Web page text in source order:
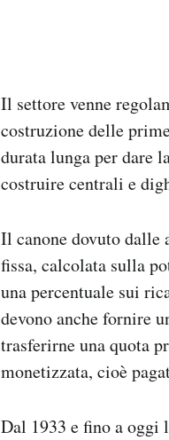
Il settore venne
costruzione delle
durata lunga per dare
costruire centrali e
Il canone dovuto dalle
fissa, calcolata sulla
una percentuale sui
devono anche fornire
trasferirne una quota
monetizzata, cioè
Dal 1933 e fino a oggi